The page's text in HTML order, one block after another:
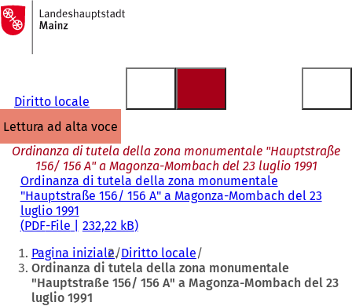
Vai al contenuto
Alla
pagina
iniziale
Diritto locale
lettura ad alta voce
Ordinanza di tutela della zona monumentale "Hauptstraße
156/ 156 A" a Magonza-Mombach del 23 luglio 1991
Ordinanza di tutela della zona monumentale
"Hauptstraße 156/ 156 A" a Magonza-Mombach del 23
luglio 1991
PDF-File 232,22 kB
Siete
qui:
Pagina iniziale Diritto locale
Ordinanza di tutela della zona monumentale
"Hauptstraße 156/ 156 A" a Magonza-Mombach del 23
luglio 1991